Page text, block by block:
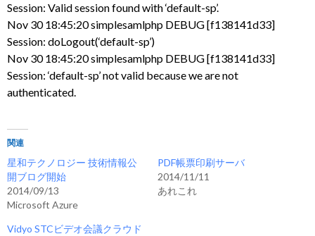
Session: Valid session found with ‘default-sp’.
Nov 30 18:45:20 simplesamlphp DEBUG [f138141d33]
Session: doLogout(‘default-sp’)
Nov 30 18:45:20 simplesamlphp DEBUG [f138141d33]
Session: ‘default-sp’ not valid because we are not
authenticated.
関連
星和テクノロジー 技術情報公
開ブログ開始
2014/09/13
Microsoft Azure
PDF帳票印刷サーバ
2014/11/11
あれこれ
Vidyo STCビデオ会議クラウド